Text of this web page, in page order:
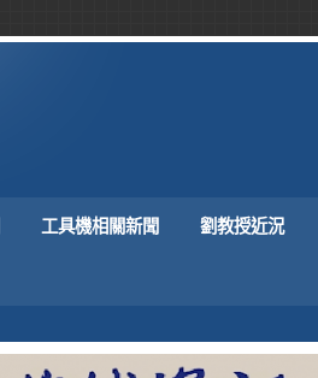
工具機相關新聞 劉教授近況